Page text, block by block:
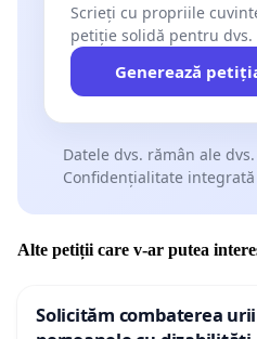
Scrieți cu propriile
petiție solidă pentru dvs.
Generează
Datele dvs. rămân ale dvs.
Confidențialitate
Alte petiții care v-ar putea
Solicităm combaterea